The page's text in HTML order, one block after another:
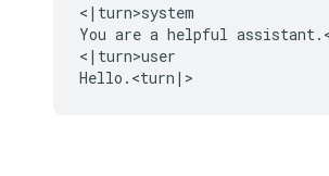
<|turn>system
You are a helpful
<|turn>user